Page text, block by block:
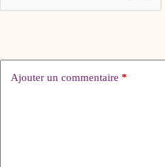
Ajouter un commentaire *